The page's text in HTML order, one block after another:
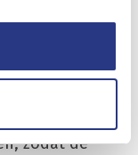
van
zodat de